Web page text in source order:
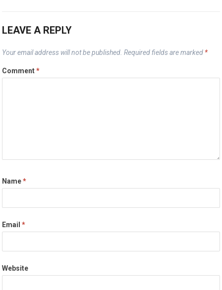
LEAVE A REPLY
Your email address will not be published. Required fields are marked *
Comment*
Name*
Email*
Website